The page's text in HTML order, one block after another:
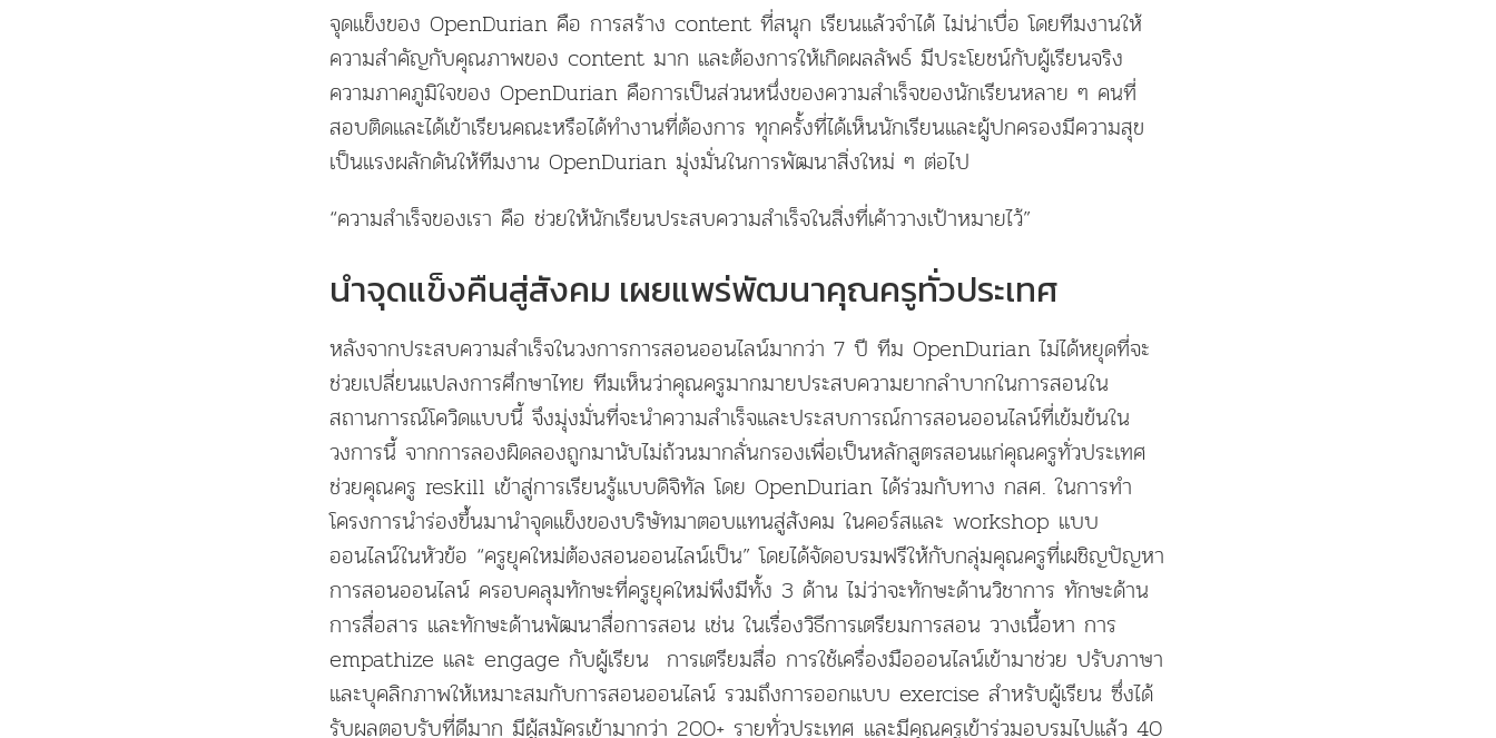
จุดแข็งของ OpenDurian คือ การสร้าง content ที่สนุก เรียนแล้วจำได้ ไม่น่าเบื่อ โดยทีมงานให้
ความสำคัญกับคุณภาพของ content มาก และต้องการให้เกิดผลลัพธ์ มีประโยชน์กับผู้เรียนจริง
ความภาคภูมิใจของ OpenDurian คือการเป็นส่วนหนึ่งของความสำเร็จของนักเรียนหลาย ๆ คนที่
สอบติดและได้เข้าเรียนคณะหรือได้ทำงานที่ต้องการ ทุกครั้งที่ได้เห็นนักเรียนและผู้ปกครองมีความสุข
เป็นแรงผลักดันให้ทีมงาน OpenDurian มุ่งมั่นในการพัฒนาสิ่งใหม่ ๆ ต่อไป
“ความสำเร็จของเรา คือ ช่วยให้นักเรียนประสบความสำเร็จในสิ่งที่เค้าวางเป้าหมายไว้”
นำจุดแข็งคืนสู่สังคม เผยแพร่พัฒนาคุณครูทั่วประเทศ
หลังจากประสบความสำเร็จในวงการการสอนออนไลน์มากว่า 7 ปี ทีม OpenDurian ไม่ได้หยุดที่จะ
ช่วยเปลี่ยนแปลงการศึกษาไทย ทีมเห็นว่าคุณครูมากมายประสบความยากลำบากในการสอนใน
สถานการณ์โควิดแบบนี้ จึงมุ่งมั่นที่จะนำความสำเร็จและประสบการณ์การสอนออนไลน์ที่เข้มข้นใน
วงการนี้ จากการลองผิดลองถูกมานับไม่ถ้วนมากลั่นกรองเพื่อเป็นหลักสูตรสอนแก่คุณครูทั่วประเทศ
ช่วยคุณครู reskill เข้าสู่การเรียนรู้แบบดิจิทัล โดย OpenDurian ได้ร่วมกับทาง กสศ. ในการทำ
โครงการนำร่องขึ้นมานำจุดแข็งของบริษัทมาตอบแทนสู่สังคม ในคอร์สและ workshop แบบ
ออนไลน์ในหัวข้อ “ครูยุคใหม่ต้องสอนออนไลน์เป็น” โดยได้จัดอบรมฟรีให้กับกลุ่มคุณครูที่เผชิญปัญหา
การสอนออนไลน์ ครอบคลุมทักษะที่ครูยุคใหม่พึงมีทั้ง 3 ด้าน ไม่ว่าจะทักษะด้านวิชาการ ทักษะด้าน
การสื่อสาร และทักษะด้านพัฒนาสื่อการสอน เช่น ในเรื่องวิธีการเตรียมการสอน วางเนื้อหา การ
empathize และ engage กับผู้เรียน การเตรียมสื่อ การใช้เครื่องมือออนไลน์เข้ามาช่วย ปรับภาษา
และบุคลิกภาพให้เหมาะสมกับการสอนออนไลน์ รวมถึงการออกแบบ exercise สำหรับผู้เรียน ซึ่งได้
รับผลตอบรับที่ดีมาก มีผู้สมัครเข้ามากว่า 200+ รายทั่วประเทศ และมีคุณครูเข้าร่วมอบรมไปแล้ว 40